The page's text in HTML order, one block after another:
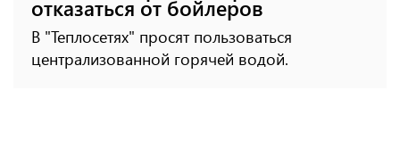
отказаться от бойлеров
В "Теплосетях" просят пользоваться
централизованной горячей водой.